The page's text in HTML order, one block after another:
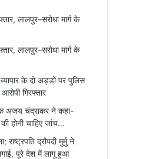
लालपुर–सरोधा मार्ग के
लालपुर–सरोधा मार्ग के
के दो अड्डों पर पुलिस
गिरफ्तार
अजय चंद्राकर ने कहा-
होनी चाहिए जांच…
राष्ट्रपति द्रौपदी मुर्मु ने
पूरे देश में लागू हुआ